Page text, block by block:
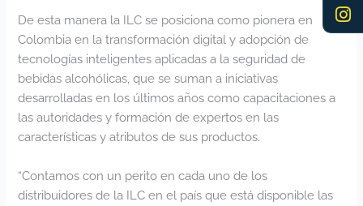
De esta manera la ILC se posiciona como pionera en
Colombia en la transformación digital y adopción de
tecnologías inteligentes aplicadas a la seguridad de
bebidas alcohólicas, que se suman a iniciativas
desarrolladas en los últimos años como capacitaciones a
las autoridades y formación de expertos en las
características y atributos de sus productos.
“Contamos con un perito en cada uno de los
distribuidores de la ILC en el país que está disponible las